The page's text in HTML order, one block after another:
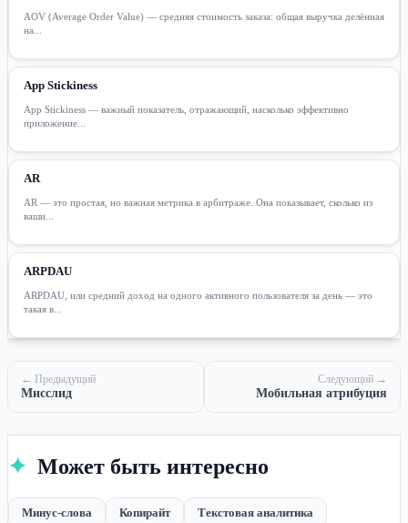
AOV (Average Order Value) — средняя стоимость заказа: общая выручка делённая
на...
App Stickiness
App Stickiness — важный показатель, отражающий, насколько эффективно
приложение...
AR
AR — это простая, но важная метрика в арбитраже. Она показывает, сколько из
ваши...
ARPDAU
ARPDAU, или средний доход на одного активного пользователя за день — это
такая в...
← Предыдущий
Мисслид
Следующий →
Мобильная атрибуция
✦ Может быть интересно
Минус-слова Копирайт Текстовая аналитика